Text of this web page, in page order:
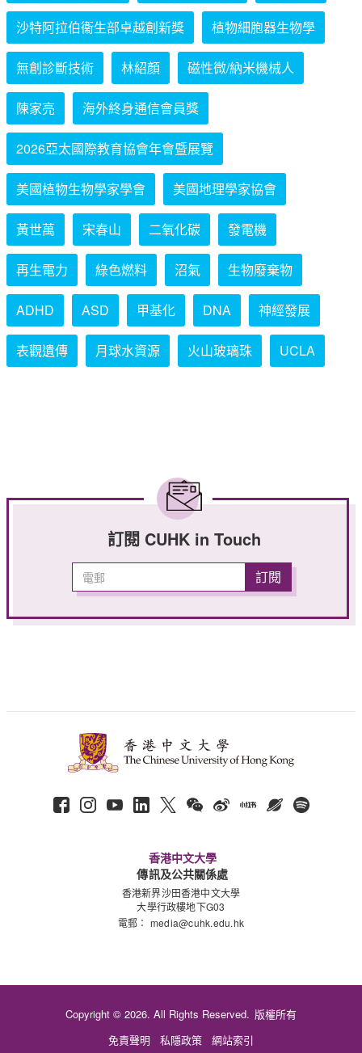
沙特阿拉伯衞生部卓越創新獎 植物細胞器生物學
無創診斷技術 林紹顏 磁性微/納米機械人
陳家亮 海外終身通信會員獎
2026亞太國際教育協會年會暨展覽
美國植物生物學家學會 美國地理學家協會
黃世萬 宋春山 二氧化碳 發電機
再生電力 綠色燃料 沼氣 生物廢棄物
ADHD ASD 甲基化 DNA 神經發展
表觀遺傳 月球水資源 火山玻璃珠 UCLA
訂閱 CUHK in Touch
香港中文大學
傳訊及公共關係處
香港新界沙田香港中文大學
大學行政樓地下G03
電郵： media@cuhk.edu.hk
Copyright © 2026. All Rights Reserved. 版權所有
免責聲明
私隱政策 網站索引